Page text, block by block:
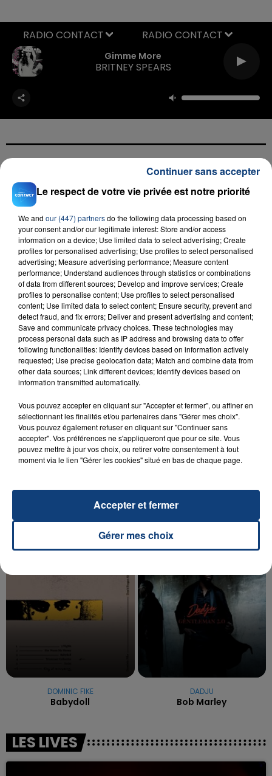
Gimme More
BRITNEY SPEARS
RADIO CONTACT
FIL D'ACTU
23 juillet 2026
INCENDIE MORTEL À LENS : UNE FEMME ET
SON BÉBÉ ENTRE LA VIE ET LA...
Un homme s'est immolé par le feu après avoir
aspergé sa compagne et leur bébé de trois mois
d'un liquide inflammable.
20 juillet 2026
UNE ADOLESCENTE DEVANT SE FAIRE
La famille a porté plainte contre la clinique qui a
reconnu sa responsabilité et présenté ses
excuses.
TITRES DIFFUSÉS
DOMINIC FIKE
Babydoll
DADJU
Bob Marley
LES LIVES
Le respect de votre vie privée est notre priorité
We and our (447) partnersdo the following data processing based on
your consent and/or our legitimate interest: Store and/or access
information on a device; Use limited data to select advertising; Create
profiles for personalised advertising; Use profiles to select personalised
advertising; Measure advertising performance; Measure content
performance; Understand audiences through statistics or combinations
of data from different sources; Develop and improve services; Create
profiles to personalise content; Use profiles to select personalised
content; Use limited data to select content; Ensure security, prevent and
detect fraud, and fix errors; Deliver and present advertising and content;
Save and communicate privacy choices. These technologies may
process personal data such as IP address and browsing data to offer
following functionalities: Identify devices based on information actively
requested; Use precise geolocation data; Match and combine data from
other data sources; Link different devices; Identify devices based on
information transmitted automatically.
Vous pouvez accepter en cliquant sur "Accepter et fermer", ou affiner en
sélectionnant les finalités et/ou partenaires dans "Gérer mes choix".
Vous pouvez également refuser en cliquant sur "Continuer sans
accepter". Vos préférences ne s'appliqueront que pour ce site. Vous
pouvez mettre à jour vos choix, ou retirer votre consentement à tout
moment via le lien "Gérer les cookies" situé en bas de chaque page.
Gérer mes choix
Accepter et fermer
Continuer sans accepter